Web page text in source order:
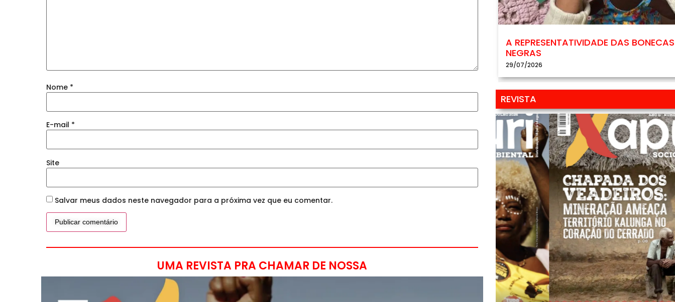
Nome *
E-mail *
Site
Salvar meus dados neste navegador para a próxima vez que eu comentar.
UMA REVISTA PRA CHAMAR DE NOSSA
A REPRESENTATIVIDADE DAS BONECAS
NEGRAS
29/07/2026
REVISTA